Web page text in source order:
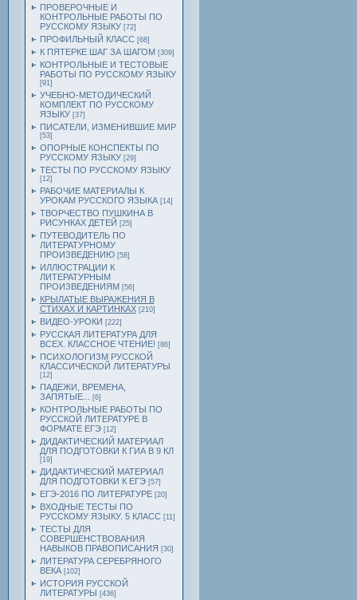
ПРОВЕРОЧНЫЕ И
КОНТРОЛЬНЫЕ РАБОТЫ ПО
РУССКОМУ ЯЗЫКУ [72]
ПРОФИЛЬНЫЙ КЛАСС [68]
К ПЯТЕРКЕ ШАГ ЗА ШАГОМ [309]
КОНТРОЛЬНЫЕ И ТЕСТОВЫЕ
РАБОТЫ ПО РУССКОМУ ЯЗЫКУ
[91]
УЧЕБНО-МЕТОДИЧЕСКИЙ
КОМПЛЕКТ ПО РУССКОМУ
ЯЗЫКУ [37]
ПИСАТЕЛИ, ИЗМЕНИВШИЕ МИР
[53]
ОПОРНЫЕ КОНСПЕКТЫ ПО
РУССКОМУ ЯЗЫКУ [29]
ТЕСТЫ ПО РУССКОМУ ЯЗЫКУ
[12]
РАБОЧИЕ МАТЕРИАЛЫ К
УРОКАМ РУССКОГО ЯЗЫКА [14]
ТВОРЧЕСТВО ПУШКИНА В
РИСУНКАХ ДЕТЕЙ [25]
ПУТЕВОДИТЕЛЬ ПО
ЛИТЕРАТУРНОМУ
ПРОИЗВЕДЕНИЮ [58]
ИЛЛЮСТРАЦИИ К
ЛИТЕРАТУРНЫМ
ПРОИЗВЕДЕНИЯМ [56]
КРЫЛАТЫЕ ВЫРАЖЕНИЯ В
СТИХАХ И КАРТИНКАХ [210]
ВИДЕО-УРОКИ [222]
РУССКАЯ ЛИТЕРАТУРА ДЛЯ
ВСЕХ. КЛАССНОЕ ЧТЕНИЕ! [86]
ПСИХОЛОГИЗМ РУССКОЙ
КЛАССИЧЕСКОЙ ЛИТЕРАТУРЫ
[12]
ПАДЕЖИ, ВРЕМЕНА,
ЗАПЯТЫЕ...
[6]
КОНТРОЛЬНЫЕ РАБОТЫ ПО
РУССКОЙ ЛИТЕРАТУРЕ В
ФОРМАТЕ ЕГЭ [12]
ДИДАКТИЧЕСКИЙ МАТЕРИАЛ
ДЛЯ ПОДГОТОВКИ К ГИА В 9 КЛ
[19]
ДИДАКТИЧЕСКИЙ МАТЕРИАЛ
ДЛЯ ПОДГОТОВКИ К ЕГЭ [57]
ЕГЭ-2016 ПО ЛИТЕРАТУРЕ [20]
ВХОДНЫЕ ТЕСТЫ ПО
РУССКОМУ ЯЗЫКУ. 5 КЛАСС [11]
ТЕСТЫ ДЛЯ
СОВЕРШЕНСТВОВАНИЯ
НАВЫКОВ ПРАВОПИСАНИЯ [30]
ЛИТЕРАТУРА СЕРЕБРЯНОГО
ВЕКА [102]
ИСТОРИЯ РУССКОЙ
ЛИТЕРАТУРЫ [436]